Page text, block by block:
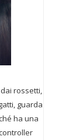
rossetti,
guarda
ha una